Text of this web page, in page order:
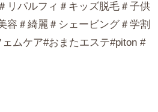
リパルフィ＃キッズ脱毛＃子供
容＃綺麗＃シェービング＃学割
ムケア#おまたエステ#piton #